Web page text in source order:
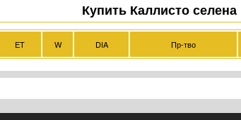
Купить Каллисто селена
ET W DIA Пр-тво